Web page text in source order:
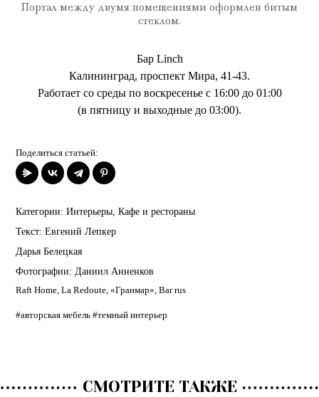
Портал между двумя помещениями оформлен битым
стеклом.
Бар Linch
Калининград, проспект Мира, 41-43.
Работает со среды по воскресенье с 16:00 до 01:00
(в пятницу и выходные до 03:00).
Поделиться статьей:
Категории:Интерьеры,Кафе и рестораны
Текст:Евгений Лепкер
Дарья Белецкая
Фотографии:Даниил Анненков
Raft Home,La Redoute,«Гранмар»,Bar rus
#авторская мебель #темный интерьер
СМОТРИТЕ ТАКЖЕ